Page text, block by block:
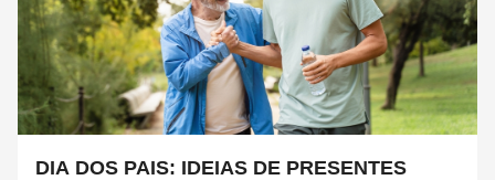
DIA DOS PAIS: IDEIAS DE PRESENTES